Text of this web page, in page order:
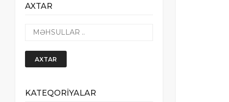
AXTAR
AXTAR
KATEQORİYALAR